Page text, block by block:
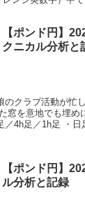
【ポンド円】
クニカル分析と
のクラブ活動が忙
窓を意地でも埋め
4h足／1h足 ・日
【ポンド円】
ル分析と記録